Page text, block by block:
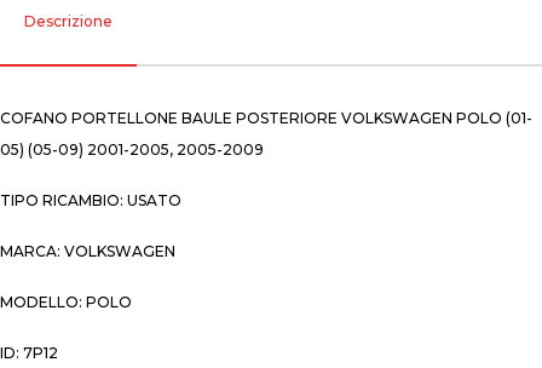
Descrizione
COFANO PORTELLONE BAULE POSTERIORE VOLKSWAGEN POLO (01-
05) (05-09) 2001-2005, 2005-2009
TIPO RICAMBIO: USATO
MARCA: VOLKSWAGEN
MODELLO: POLO
ID: 7P12